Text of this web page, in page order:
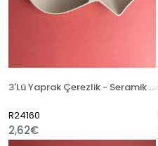
3'Lü Yaprak Çerezlik - Seramik Bisküvi
R24160
2,62€